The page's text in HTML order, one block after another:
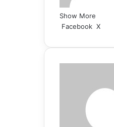
Show More
Facebook X